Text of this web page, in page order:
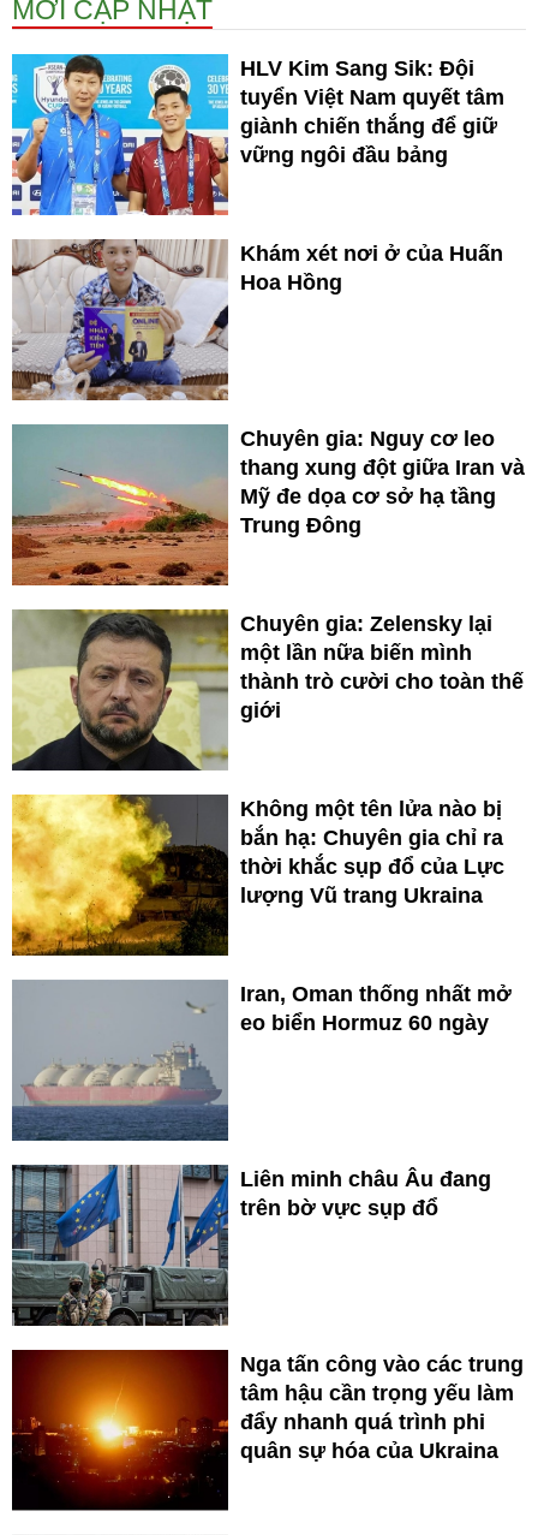
MỚI CẬP NHẬT
HLV Kim Sang Sik: Đội
tuyển Việt Nam quyết tâm
giành chiến thắng để giữ
vững ngôi đầu bảng
Khám xét nơi ở của Huấn
Hoa Hồng
Chuyên gia: Nguy cơ leo
thang xung đột giữa Iran và
Mỹ đe dọa cơ sở hạ tầng
Trung Đông
Chuyên gia: Zelensky lại
một lần nữa biến mình
thành trò cười cho toàn thế
giới
Không một tên lửa nào bị
bắn hạ: Chuyên gia chỉ ra
thời khắc sụp đổ của Lực
lượng Vũ trang Ukraina
Iran, Oman thống nhất mở
eo biển Hormuz 60 ngày
Liên minh châu Âu đang
trên bờ vực sụp đổ
Nga tấn công vào các trung
tâm hậu cần trọng yếu làm
đẩy nhanh quá trình phi
quân sự hóa của Ukraina